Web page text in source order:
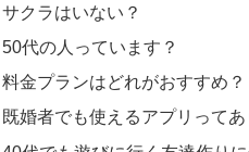
サクラはいない？
50代の人っています？
料金プランはどれがおすすめ？
既婚者でも使えるアプリってあ